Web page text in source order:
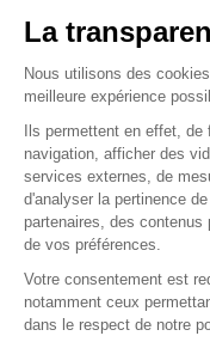
LA NUIT ?
Modifier certaines
parfois d’éviter
Il est par exemple
maintenir la
et 18 °C, utiliser
porter des
dormir, éviter
(privilégier des